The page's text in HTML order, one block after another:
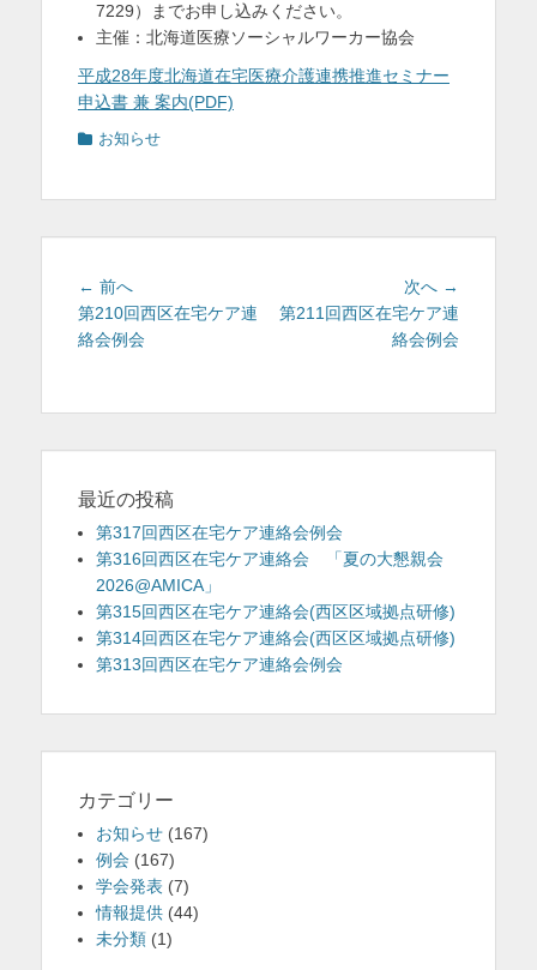
7229）までお申し込みください。
主催：北海道医療ソーシャルワーカー協会
平成28年度北海道在宅医療介護連携推進セミナー
申込書 兼 案内(PDF)
カ お知らせ
投
稿
ナ
シ
ョ
ン
← 前へ
の
投
第210回西区在宅ケア連
絡会例会
次へ →
投
第211回西区在宅ケア連
絡会例会
最近の投稿
第317回西区在宅ケア連絡会例会
第316回西区在宅ケア連絡会 「夏の大懇親会
2026@AMICA」
第315回西区在宅ケア連絡会(西区区域拠点研修)
第314回西区在宅ケア連絡会(西区区域拠点研修)
第313回西区在宅ケア連絡会例会
カテゴリー
お知らせ (167)
例会 (167)
学会発表 (7)
情報提供 (44)
未分類 (1)